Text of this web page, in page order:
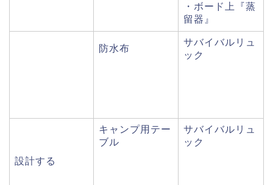
・ボード上『蒸
留器』
防水布
サバイバルリュ
ック
設計する
キャンプ用テー
ブル
サバイバルリュ
ック